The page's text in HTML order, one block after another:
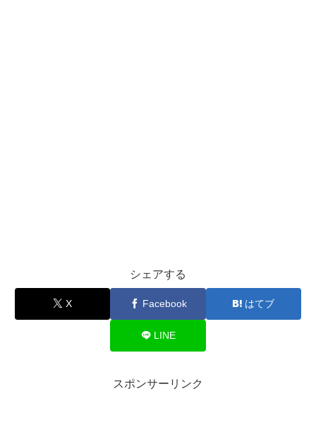
シェアする
X Facebook はてブ
LINE
スポンサーリンク